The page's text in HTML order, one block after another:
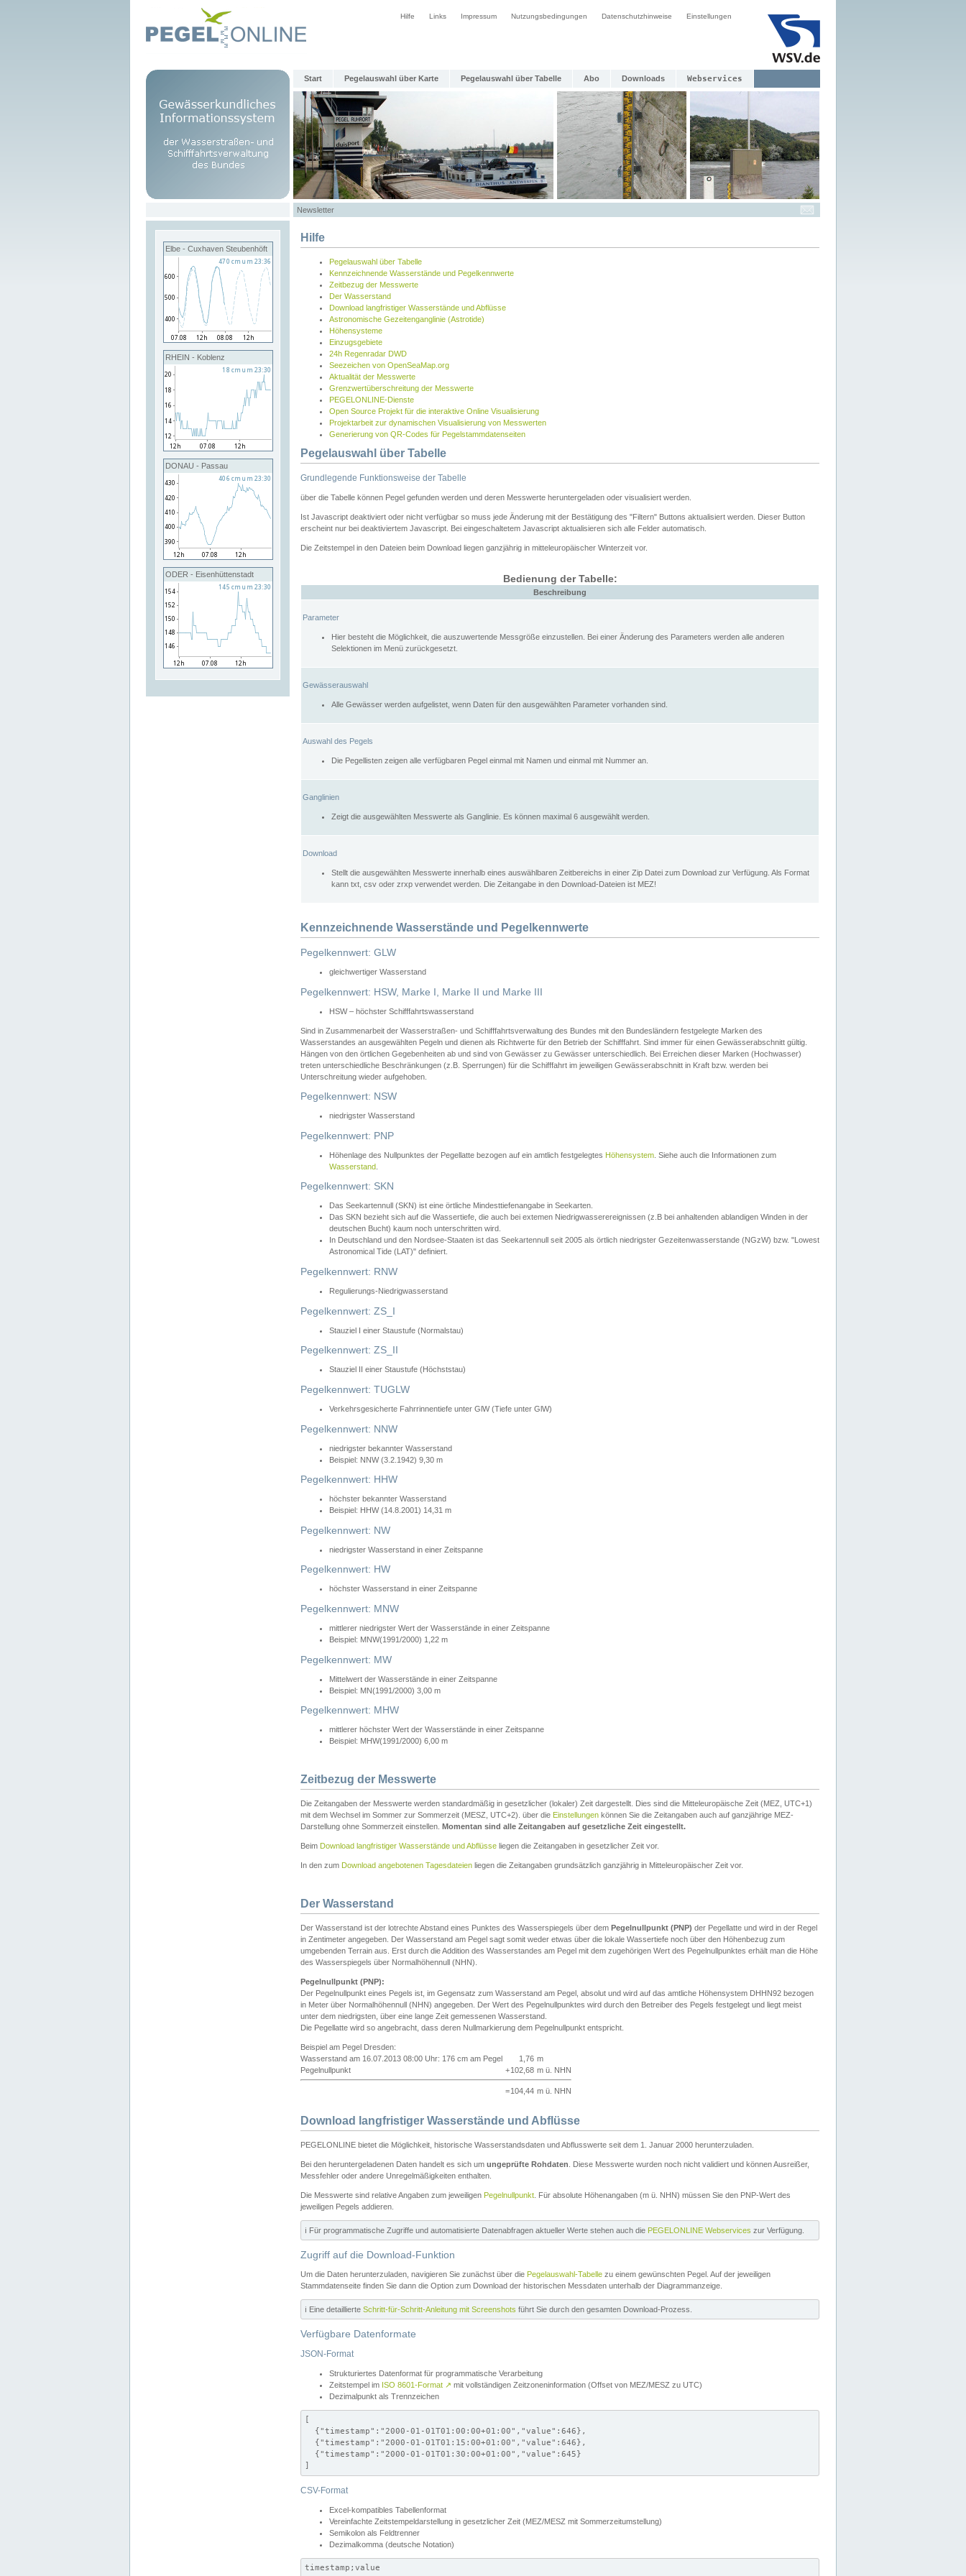
Hilfe Links Impressum Nutzungsbedingungen Datenschutzhinweise Einstellungen
Start Pegelauswahl über Karte Pegelauswahl über Tabelle Abo Downloads Webservices
Newsletter
Elbe - Cuxhaven Steubenhöft
RHEIN - Koblenz
DONAU - Passau
ODER - Eisenhüttenstadt
Hilfe
Pegelauswahl über Tabelle
Kennzeichnende Wasserstände und Pegelkennwerte
Zeitbezug der Messwerte
Der Wasserstand
Download langfristiger Wasserstände und Abflüsse
Astronomische Gezeitenganglinie (Astrotide)
Höhensysteme
Einzugsgebiete
24h Regenradar DWD
Seezeichen von OpenSeaMap.org
Aktualität der Messwerte
Grenzwertüberschreitung der Messwerte
PEGELONLINE-Dienste
Open Source Projekt für die interaktive Online Visualisierung
Projektarbeit zur dynamischen Visualisierung von Messwerten
Generierung von QR-Codes für Pegelstammdatenseiten
Pegelauswahl über Tabelle
Grundlegende Funktionsweise der Tabelle
über die Tabelle können Pegel gefunden werden und deren Messwerte heruntergeladen oder visualisiert werden.
Ist Javascript deaktiviert oder nicht verfügbar so muss jede Änderung mit der Bestätigung des "Filtern" Buttons aktualisiert werden. Dieser Button
erscheint nur bei deaktiviertem Javascript. Bei eingeschaltetem Javascript aktualisieren sich alle Felder automatisch.
Die Zeitstempel in den Dateien beim Download liegen ganzjährig in mitteleuropäischer Winterzeit vor.
Bedienung der Tabelle:
Beschreibung
Parameter
Hier besteht die Möglichkeit, die auszuwertende Messgröße einzustellen. Bei einer Änderung des Parameters werden alle anderen
Selektionen im Menü zurückgesetzt.
Gewässerauswahl
Alle Gewässer werden aufgelistet, wenn Daten für den ausgewählten Parameter vorhanden sind.
Auswahl des Pegels
Die Pegellisten zeigen alle verfügbaren Pegel einmal mit Namen und einmal mit Nummer an.
Ganglinien
Zeigt die ausgewählten Messwerte als Ganglinie. Es können maximal 6 ausgewählt werden.
Download
Stellt die ausgewählten Messwerte innerhalb eines auswählbaren Zeitbereichs in einer Zip Datei zum Download zur Verfügung. Als Format
kann txt, csv oder zrxp verwendet werden. Die Zeitangabe in den Download-Dateien ist MEZ!
Kennzeichnende Wasserstände und Pegelkennwerte
Pegelkennwert: GLW
gleichwertiger Wasserstand
Pegelkennwert: HSW, Marke I, Marke II und Marke III
HSW – höchster Schifffahrtswasserstand
Sind in Zusammenarbeit der Wasserstraßen- und Schifffahrtsverwaltung des Bundes mit den Bundesländern festgelegte Marken des
Wasserstandes an ausgewählten Pegeln und dienen als Richtwerte für den Betrieb der Schifffahrt. Sind immer für einen Gewässerabschnitt gültig.
Hängen von den örtlichen Gegebenheiten ab und sind von Gewässer zu Gewässer unterschiedlich. Bei Erreichen dieser Marken (Hochwasser)
treten unterschiedliche Beschränkungen (z.B. Sperrungen) für die Schifffahrt im jeweiligen Gewässerabschnitt in Kraft bzw. werden bei
Unterschreitung wieder aufgehoben.
Pegelkennwert: NSW
niedrigster Wasserstand
Pegelkennwert: PNP
Höhenlage des Nullpunktes der Pegellatte bezogen auf ein amtlich festgelegtes Höhensystem . Siehe auch die Informationen zum
Wasserstand
Pegelkennwert: SKN
Das Seekartennull (SKN) ist eine örtliche Mindesttiefenangabe in Seekarten.
Das SKN bezieht sich auf die Wassertiefe, die auch bei extemen Niedrigwasserereignissen (z.B bei anhaltenden ablandigen Winden in der
deutschen Bucht) kaum noch unterschritten wird.
In Deutschland und den Nordsee-Staaten ist das Seekartennull seit 2005 als örtlich niedrigster Gezeitenwasserstande (NGzW) bzw. "Lowest
Astronomical Tide (LAT)" definiert.
Pegelkennwert: RNW
Regulierungs-Niedrigwasserstand
Pegelkennwert: ZS_I
Stauziel I einer Staustufe (Normalstau)
Pegelkennwert: ZS_II
Stauziel II einer Staustufe (Höchststau)
Pegelkennwert: TUGLW
Verkehrsgesicherte Fahrrinnentiefe unter GlW (Tiefe unter GlW)
Pegelkennwert: NNW
niedrigster bekannter Wasserstand
Beispiel: NNW (3.2.1942) 9,30 m
Pegelkennwert: HHW
höchster bekannter Wasserstand
Beispiel: HHW (14.8.2001) 14,31 m
Pegelkennwert: NW
niedrigster Wasserstand in einer Zeitspanne
Pegelkennwert: HW
höchster Wasserstand in einer Zeitspanne
Pegelkennwert: MNW
mittlerer niedrigster Wert der Wasserstände in einer Zeitspanne
Beispiel: MNW(1991/2000) 1,22 m
Pegelkennwert: MW
Mittelwert der Wasserstände in einer Zeitspanne
Beispiel: MN(1991/2000) 3,00 m
Pegelkennwert: MHW
mittlerer höchster Wert der Wasserstände in einer Zeitspanne
Beispiel: MHW(1991/2000) 6,00 m
Zeitbezug der Messwerte
Die Zeitangaben der Messwerte werden standardmäßig in gesetzlicher (lokaler) Zeit dargestellt. Dies sind die Mitteleuropäische Zeit (MEZ, UTC+1)
mit dem Wechsel im Sommer zur Sommerzeit (MESZ, UTC+2). über die Einstellungen können Sie die Zeitangaben auch auf ganzjährige MEZ-
Darstellung ohne Sommerzeit einstellen. Momentan sind alle Zeitangaben auf gesetzliche Zeit eingestellt.
Beim Download langfristiger Wasserstände und Abflüsse liegen die Zeitangaben in gesetzlicher Zeit vor.
In den zum Download angebotenen Tagesdateien liegen die Zeitangaben grundsätzlich ganzjährig in Mitteleuropäischer Zeit vor.
Der Wasserstand
Der Wasserstand ist der lotrechte Abstand eines Punktes des Wasserspiegels über dem Pegelnullpunkt (PNP) der Pegellatte und wird in der Regel
in Zentimeter angegeben. Der Wasserstand am Pegel sagt somit weder etwas über die lokale Wassertiefe noch über den Höhenbezug zum
umgebenden Terrain aus. Erst durch die Addition des Wasserstandes am Pegel mit dem zugehörigen Wert des Pegelnullpunktes erhält man die Höhe
des Wasserspiegels über Normalhöhennull (NHN).
Pegelnullpunkt (PNP):
Der Pegelnullpunkt eines Pegels ist, im Gegensatz zum Wasserstand am Pegel, absolut und wird auf das amtliche Höhensystem DHHN92 bezogen
in Meter über Normalhöhennull (NHN) angegeben. Der Wert des Pegelnullpunktes wird durch den Betreiber des Pegels festgelegt und liegt meist
unter dem niedrigsten, über eine lange Zeit gemessenen Wasserstand.
Die Pegellatte wird so angebracht, dass deren Nullmarkierung dem Pegelnullpunkt entspricht.
Beispiel am Pegel Dresden:
Wasserstand am 16.07.2013 08:00 Uhr: 176 cm am Pegel
1,76 m
Pegelnullpunkt
+102,68 m ü. NHN
=104,44 m ü. NHN
Download langfristiger Wasserstände und Abflüsse
PEGELONLINE bietet die Möglichkeit, historische Wasserstandsdaten und Abflusswerte seit dem 1. Januar 2000 herunterzuladen.
Bei den heruntergeladenen Daten handelt es sich um ungeprüfte Rohdaten . Diese Messwerte wurden noch nicht validiert und können Ausreißer,
Messfehler oder andere Unregelmäßigkeiten enthalten.
Die Messwerte sind relative Angaben zum jeweiligen Pegelnullpunkt . Für absolute Höhenangaben (m ü. NHN) müssen Sie den PNP-Wert des
jeweiligen Pegels addieren.
ℹ️ Für programmatische Zugriffe und automatisierte Datenabfragen aktueller Werte stehen auch die PEGELONLINE Webservices zur Verfügung.
Zugriff auf die Download-Funktion
Um die Daten herunterzuladen, navigieren Sie zunächst über die Pegelauswahl-Tabelle zu einem gewünschten Pegel. Auf der jeweiligen
Stammdatenseite finden Sie dann die Option zum Download der historischen Messdaten unterhalb der Diagrammanzeige.
ℹ️ Eine detaillierte Schritt-für-Schritt-Anleitung mit Screenshots führt Sie durch den gesamten Download-Prozess.
Verfügbare Datenformate
JSON-Format
Strukturiertes Datenformat für programmatische Verarbeitung
Zeitstempel im ISO 8601-Format ↗ mit vollständigen Zeitzoneninformation (Offset von MEZ/MESZ zu UTC)
Dezimalpunkt als Trennzeichen
[
  {"timestamp":"2000-01-01T01:00:00+01:00","value":646},
  {"timestamp":"2000-01-01T01:15:00+01:00","value":646},
  {"timestamp":"2000-01-01T01:30:00+01:00","value":645}
]
CSV-Format
Excel-kompatibles Tabellenformat
Vereinfachte Zeitstempeldarstellung in gesetzlicher Zeit (MEZ/MESZ mit Sommerzeitumstellung)
Semikolon als Feldtrenner
Dezimalkomma (deutsche Notation)
timestamp;value